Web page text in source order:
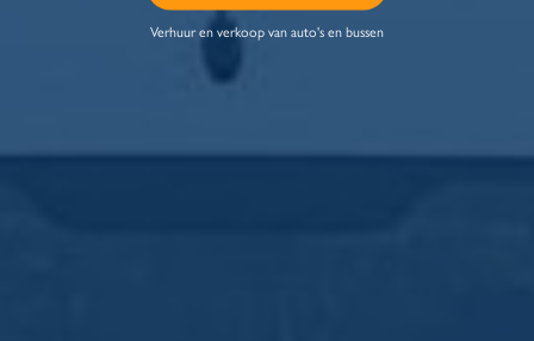
Verhuur en verkoop van auto's en bussen